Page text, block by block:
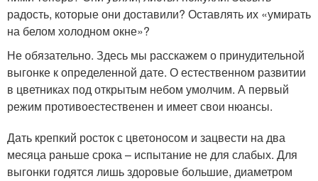
радость, которые они доставили? Оставлять их «умирать
на белом холодном окне»?
Не обязательно. Здесь мы расскажем о принудительной
выгонке к определенной дате. О естественном развитии
в цветниках под открытым небом умолчим. А первый
режим противоестественен и имеет свои нюансы.
Дать крепкий росток с цветоносом и зацвести на два
месяца раньше срока – испытание не для слабых. Для
выгонки годятся лишь здоровые большие, диаметром